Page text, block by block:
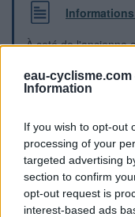
eau-cyclisme.com
Information
If you wish to opt-out
processing of your
targeted advertising
section to confirm
opt-out request is
interest-based ads
À coté de l'ancienne
trouver : C'est à
Sumènes.
Repères